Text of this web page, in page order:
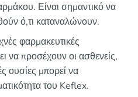
Είναι σημαντικό να
ό,τι καταναλώνουν.
φαρμακευτικές
να προσέχουν οι ασθενείς,
ουσίες μπορεί να
του Keflex.